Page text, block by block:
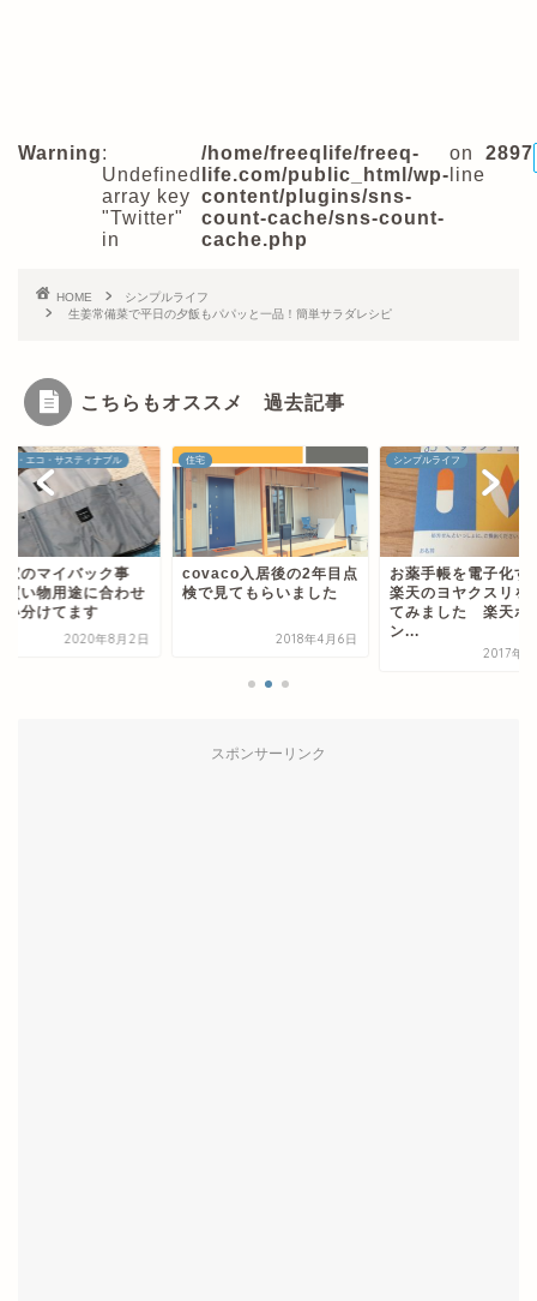
Warning:
Undefined
array key
"Twitter"
in
/home/freeqlife/freeq-
life.com/public_html/wp-
content/plugins/sns-
count-cache/sns-count-
cache.php
on
line
2897
HOME
シンプルライフ
生姜常備菜で平日の夕飯もパパッと一品！簡単サラダレシピ
こちらもオススメ 過去記事
ル・エコ・サスティナブル
家のマイバック事
い物用途に合わせ
い分けてます
2020年8月2日
住宅
covaco入居後の2年目点
検で見てもらいました
2018年4月6日
シンプルライフ
お薬手帳を電子化す
楽天のヨヤクスリを
てみました 楽天ポ
ン...
2017年5
スポンサーリンク